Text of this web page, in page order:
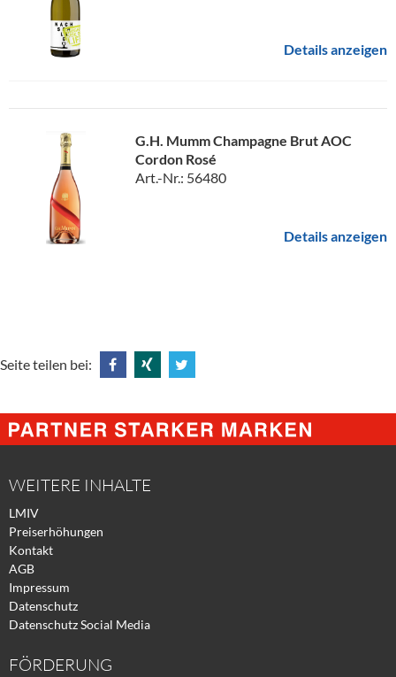
Details anzeigen
G.H. Mumm Champagne Brut AOC
Cordon Rosé
Art.-Nr.: 56480
Details anzeigen
Seite teilen bei:
@
Facebook
@
Xing
@
Twitter
WEITERE INHALTE
LMIV
Preiserhöhungen
Kontakt
AGB
Impressum
Datenschutz
Datenschutz Social Media
FÖRDERUNG